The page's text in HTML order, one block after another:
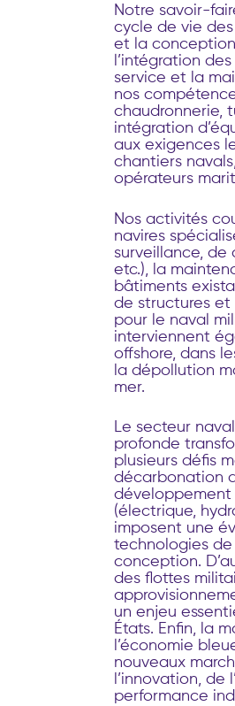
Notre savoir-
cycle de vie
et la
l’intégration
service et la
nos
chaudronnerie,
intégration
aux exigences
chantiers
opérateurs
Nos activités
navires
surveillance, de
etc.), la
bâtiments
de structures et
pour le naval
interviennent
offshore, dans
la dépollution
mer.
Le secteur
profonde
plusieurs défis
décarbonation
développement
(électrique,
imposent une
technologies
conception.
des flottes
un enjeu
États. Enfin, la
l’économie
nouveaux
l’innovation, de
performance